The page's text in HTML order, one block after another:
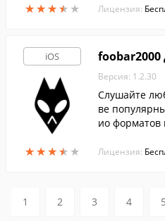
★★★★ ★
★★★★ ★
амма также
ументом
Лицензия:
iOS
★★★★ ★
★★★★ ★
foobar2000
Версия: 1.2.30
Слушайте
ве
ио форматов
й наличием
Лицензия:
1 2 3 4 5